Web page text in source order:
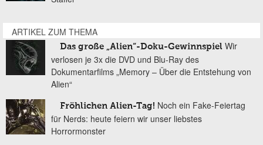
ARTIKEL ZUM THEMA
Das große „Alien“-Doku-Gewinnspiel Wir
verlosen je 3x die DVD und Blu-Ray des
Dokumentarfilms „Memory – Über die Entstehung von
Alien“
Fröhlichen Alien-Tag! Noch ein Fake-Feiertag
für Nerds: heute feiern wir unser liebstes
Horrormonster